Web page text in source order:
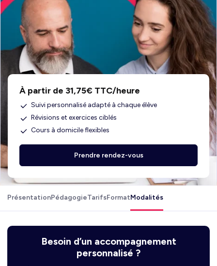
À partir de 31,75€ TTC/heure
Suivi personnalisé adapté à chaque élève
Révisions et exercices ciblés
Cours à domicile flexibles
Prendre rendez-vous
PrésentationPédagogieTarifsFormatModalités
Besoin d’un accompagnement
personnalisé ?